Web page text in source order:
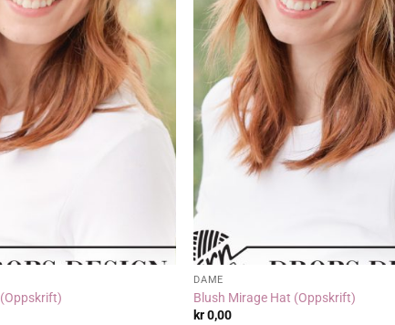
DAME
Blush Mirage Hat (Oppskrift)
kr0,00